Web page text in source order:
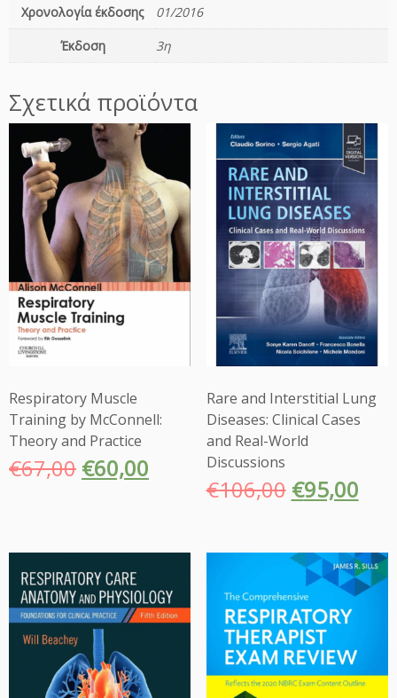
g
h
i
σ
ό
τ
η
τ
Χρονολογία έκδοσης
01/2016
Έκδοση
3η
Σχετικά προϊόντα
Respiratory Muscle
Training by McConnell:
Theory and Practice
€67,00 €60,00
Rare and Interstitial Lung
Diseases: Clinical Cases
and Real-World
Discussions
€106,00 €95,00